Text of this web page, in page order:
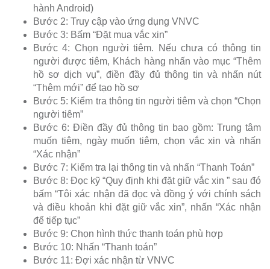
hành Android)
Bước 2: Truy cập vào ứng dụng VNVC
Bước 3: Bấm “Đặt mua vắc xin”
Bước 4: Chọn người tiêm. Nếu chưa có thông tin
người được tiêm, Khách hàng nhấn vào mục “Thêm
hồ sơ dịch vụ”, điền đầy đủ thông tin và nhấn nút
“Thêm mới” để tạo hồ sơ
Bước 5: Kiểm tra thông tin người tiêm và chọn “Chọn
người tiêm”
Bước 6: Điền đầy đủ thông tin bao gồm: Trung tâm
muốn tiêm, ngày muốn tiêm, chọn vắc xin và nhấn
“Xác nhận”
Bước 7: Kiểm tra lại thông tin và nhấn “Thanh Toán”
Bước 8: Đọc kỹ “Quy định khi đặt giữ vắc xin ” sau đó
bấm “Tôi xác nhận đã đọc và đồng ý với chính sách
và điều khoản khi đặt giữ vắc xin”, nhấn “Xác nhận
để tiếp tục”
Bước 9: Chọn hình thức thanh toán phù hợp
Bước 10: Nhấn “Thanh toán”
Bước 11: Đợi xác nhận từ VNVC